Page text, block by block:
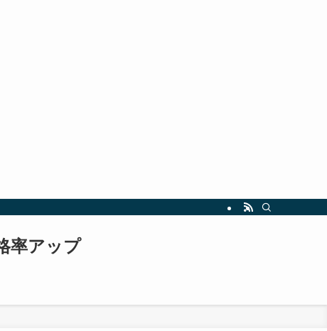
しましょう。最新の試験情報や勉強法も随時更新中！
率アップ